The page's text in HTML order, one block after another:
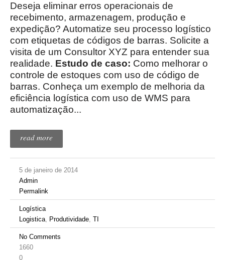
Deseja eliminar erros operacionais de
recebimento, armazenagem, produção e
expedição? Automatize seu processo logístico
com etiquetas de códigos de barras. Solicite a
visita de um Consultor XYZ para entender sua
realidade. Estudo de caso: Como melhorar o
controle de estoques com uso de código de
barras. Conheça um exemplo de melhoria da
eficiência logística com uso de WMS para
automatização...
read more
5 de janeiro de 2014
Admin
Permalink
Logística
Logistica Produtividade TI
No Comments
1660
0